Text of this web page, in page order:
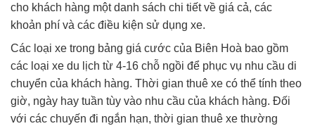
cho khách hàng một danh sách chi tiết về giá cả, các
khoản phí và các điều kiện sử dụng xe.
Các loại xe trong bảng giá cước của Biên Hoà bao gồm
các loại xe du lịch từ 4-16 chỗ ngồi để phục vụ nhu cầu di
chuyển của khách hàng. Thời gian thuê xe có thể tính theo
giờ, ngày hay tuần tùy vào nhu cầu của khách hàng. Đối
với các chuyến đi ngắn hạn, thời gian thuê xe thường